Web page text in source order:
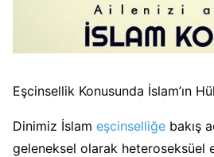
Eşcinsellik Konusunda İslam’ın
Dinimiz İslam eşcinselliğe bakış
geleneksel olarak heteroseksüel